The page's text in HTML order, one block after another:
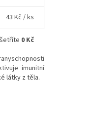
43 Kč / ks
0 Kč
imunitní
látky z těla.